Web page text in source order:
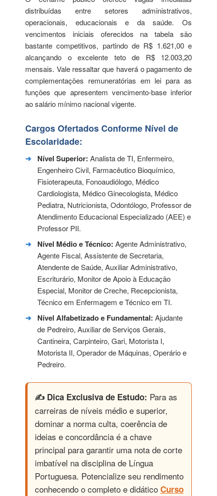
distribuídas entre setores administrativos,
operacionais, educacionais e da saúde. Os
vencimentos iniciais oferecidos na tabela são
bastante competitivos, partindo de R$ 1.621,00 e
alcançando o excelente teto de R$ 12.003,20
mensais. Vale ressaltar que haverá o pagamento de
complementações remuneratórias em lei para as
funções que apresentem vencimento-base inferior
ao salário mínimo nacional vigente.
Cargos Ofertados Conforme Nível de
Escolaridade:
Nível Superior: Analista de TI, Enfermeiro,
Engenheiro Civil, Farmacêutico Bioquímico,
Fisioterapeuta, Fonoaudiólogo, Médico
Cardiologista, Médico Ginecologista, Médico
Pediatra, Nutricionista, Odontólogo, Professor de
Atendimento Educacional Especializado (AEE) e
Professor PII.
Nível Médio e Técnico: Agente Administrativo,
Agente Fiscal, Assistente de Secretaria,
Atendente de Saúde, Auxiliar Administrativo,
Escriturário, Monitor de Apoio à Educação
Especial, Monitor de Creche, Recepcionista,
Técnico em Enfermagem e Técnico em TI.
Nível Alfabetizado e Fundamental: Ajudante
de Pedreiro, Auxiliar de Serviços Gerais,
Cantineira, Carpinteiro, Gari, Motorista I,
Motorista II, Operador de Máquinas, Operário e
Pedreiro.
✍️ Dica Exclusiva de Estudo: Para as
carreiras de níveis médio e superior,
dominar a norma culta, coerência de
ideias e concordância é a chave
principal para garantir uma nota de corte
imbatível na disciplina de Língua
Portuguesa. Potencialize seu rendimento
conhecendo o completo e didático Curso